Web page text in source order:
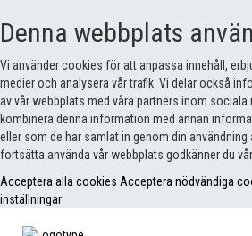
Denna webbplats
Vi använder cookies för att anpassa innehåll,
medier och analysera vår trafik. Vi delar också
av vår webbplats med våra partners inom sociala
kombinera denna information med annan
eller som de har samlat in genom din användning
fortsätta använda vår webbplats godkänner du
Acceptera alla cookies Acceptera nödvändiga
inställningar